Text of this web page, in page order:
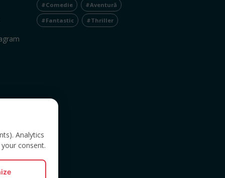
#Comedie #Aventură
#Fantastic #Thriller
Analytics
consent.